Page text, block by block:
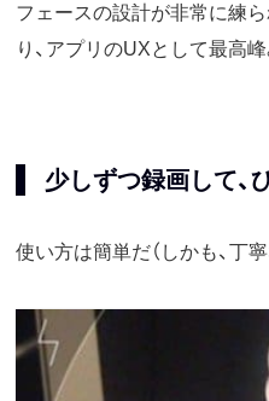
フェースの設計が非常に練
り、アプリのUXとして最高
少しずつ録画して、
使い方は簡単だ（しかも、丁